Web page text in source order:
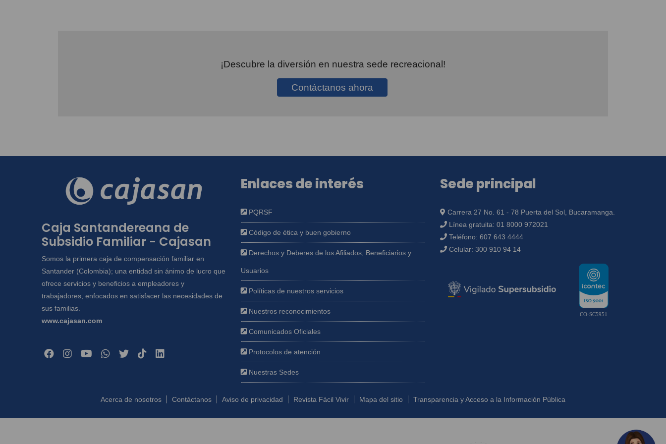
¡Descubre la diversión en nuestra sede recreacional!
Contáctanos ahora
Caja Santandereana de
Subsidio Familiar - Cajasan
Somos la primera caja de compensación familiar en
Santander (Colombia); una entidad sin ánimo de lucro que
ofrece servicios y beneficios a empleadores y
trabajadores, enfocados en satisfacer las necesidades de
sus familias.
www.cajasan.com
Enlaces de interés
PQRSF
Código de ética y buen gobierno
Derechos y Deberes de los Afiliados, Beneficiarios y
Usuarios
Políticas de nuestros servicios
Nuestros reconocimientos
Comunicados Oficiales
Protocolos de atención
Nuestras Sedes
Sede principal
Carrera 27 No. 61 - 78 Puerta del Sol, Bucaramanga.
Línea gratuita: 01 8000 972021
Teléfono: 607 643 4444
Celular: 300 910 94 14
CO-SC5951
Acerca de nosotros Contáctanos Aviso de privacidad Revista Fácil Vivir Mapa del sitio Transparencia y Acceso a la Información Pública